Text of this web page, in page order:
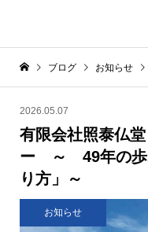
ブログ お知らせ
2026.05.07
有限会社照泰仏
ー ～ 49年の歩
り方」～
お知らせ